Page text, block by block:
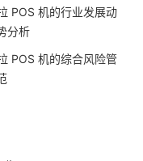
POS 机的行业发展动
分析
POS 机的综合风险管